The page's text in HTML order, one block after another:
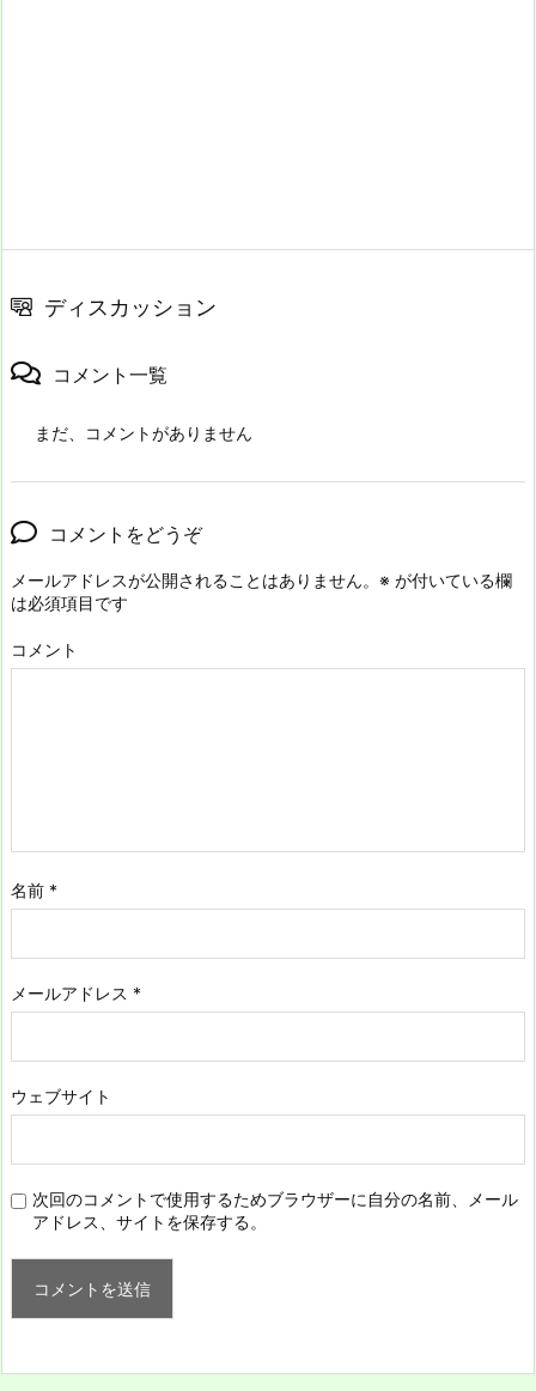
ディスカッション
コメント一覧
まだ、コメントがありません
コメントをどうぞ
メールアドレスが公開されることはありません。 ※ が付いている欄
は必須項目です
コメント
名前 *
メールアドレス *
ウェブサイト
次回のコメントで使用するためブラウザーに自分の名前、メール
アドレス、サイトを保存する。